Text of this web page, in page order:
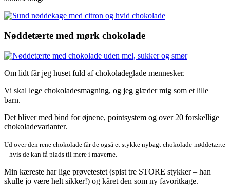
Nøddetærte med mørk chokolade
Om lidt får jeg huset fuld af chokoladeglade mennesker.
Vi skal lege chokoladesmagning, og jeg glæder mig som et lille
barn.
Det bliver med bind for øjnene, pointsystem og over 20 forskellige
chokoladevarianter.
Ud over den rene chokolade får de også et stykke nybagt chokolade-nøddetærte
– hvis de kan få plads til mere i maverne.
Min kæreste har lige prøvetestet (spist tre STORE stykker – han
skulle jo være helt sikker!) og kåret den som ny favoritkage.